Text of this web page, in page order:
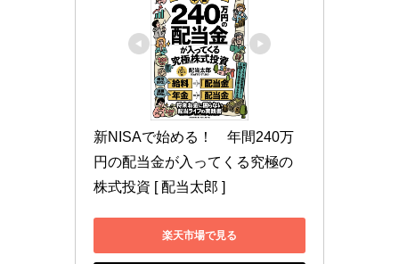
新NISAで始める！　年間240万
円の配当金が入ってくる究極の
株式投資 [ 配当太郎 ]
楽天市場で見る